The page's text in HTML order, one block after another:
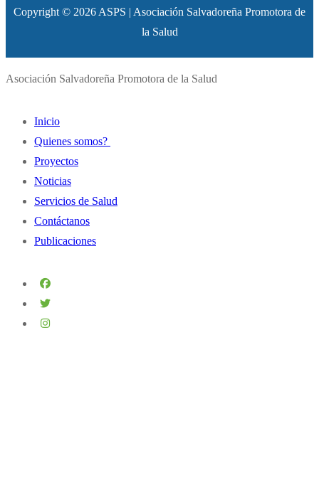
Copyright © 2026 ASPS | Asociación Salvadoreña Promotora de
la Salud
Asociación Salvadoreña Promotora de la Salud
Inicio
Quienes somos?
Historia
Misión y Visión
Principios y Valores
Autoridades Institucionales
Proyectos
Noticias
Servicios de Salud
Contáctanos
Publicaciones